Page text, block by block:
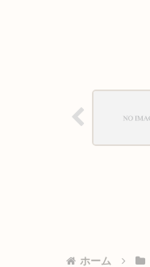
ホーム